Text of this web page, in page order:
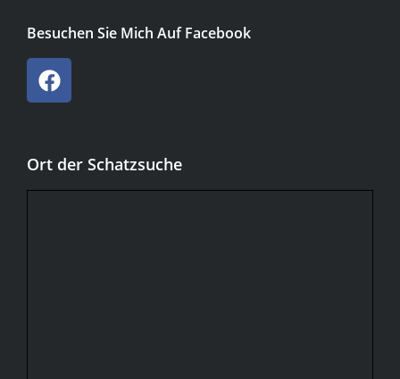
Besuchen Sie Mich Auf Facebook
Ort der Schatzsuche